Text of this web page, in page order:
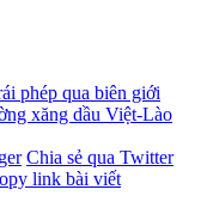
phép qua biên giới
xăng dầu Việt-Lào
Chia sẻ qua Twitter
link bài viết